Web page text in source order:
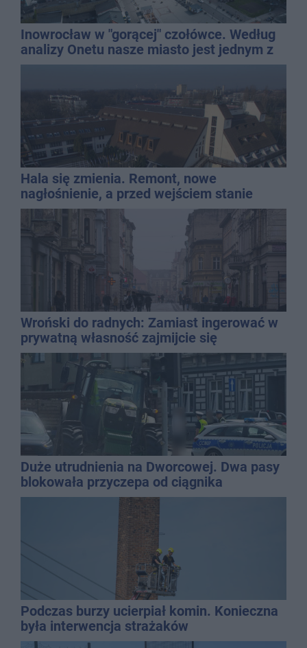
Inowrocław w "gorącej" czołówce. Według
analizy Onetu nasze miasto jest jednym z
najbardziej narażonych na upały
Hala się zmienia. Remont, nowe
nagłośnienie, a przed wejściem stanie
QEMETICA ARENA
Wroński do radnych: Zamiast ingerować w
prywatną własność zajmijcie się
gospodarką
Duże utrudnienia na Dworcowej. Dwa pasy
blokowała przyczepa od ciągnika
Podczas burzy ucierpiał komin. Konieczna
była interwencja strażaków